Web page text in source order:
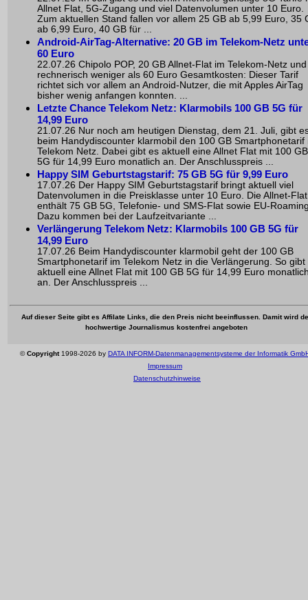
Allnet Flat, 5G-Zugang und viel Datenvolumen unter 10 Euro.
Zum aktuellen Stand fallen vor allem 25 GB ab 5,99 Euro, 35
ab 6,99 Euro, 40 GB für ...
Android-AirTag-Alternative: 20 GB im Telekom-Netz
60 Euro
22.07.26 Chipolo POP, 20 GB Allnet-Flat im Telekom-Netz und
rechnerisch weniger als 60 Euro Gesamtkosten: Dieser Tarif
richtet sich vor allem an Android-Nutzer, die mit Apples AirTag
bisher wenig anfangen konnten. ...
Letzte Chance Telekom Netz: Klarmobils 100 GB 5G für
14,99 Euro
21.07.26 Nur noch am heutigen Dienstag, dem 21. Juli, gibt
beim Handydiscounter klarmobil den 100 GB Smartphonetarif
Telekom Netz. Dabei gibt es aktuell eine Allnet Flat mit 100 GB
5G für 14,99 Euro monatlich an. Der Anschlusspreis ...
Happy SIM Geburtstagstarif: 75 GB 5G für 9,99 Euro
17.07.26 Der Happy SIM Geburtstagstarif bringt aktuell viel
Datenvolumen in die Preisklasse unter 10 Euro. Die Allnet-Flat
enthält 75 GB 5G, Telefonie- und SMS-Flat sowie EU-
Dazu kommen bei der Laufzeitvariante ...
Verlängerung Telekom Netz: Klarmobils 100 GB 5G für
14,99 Euro
17.07.26 Beim Handydiscounter klarmobil geht der 100 GB
Smartphonetarif im Telekom Netz in die Verlängerung. So gibt
aktuell eine Allnet Flat mit 100 GB 5G für 14,99 Euro
an. Der Anschlusspreis ...
Auf dieser Seite gibt es Affilate Links, die den Preis nicht beeinflussen. Damit wird
hochwertige Journalismus kostenfrei angeboten
©Copyright1998-2026 by DATA INFORM-Datenmanagementsysteme der Informatik
Impressum
Datenschutzhinweise